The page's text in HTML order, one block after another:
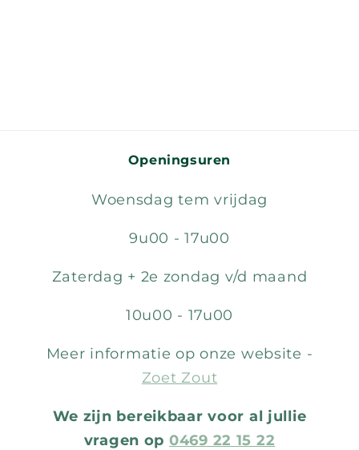
Openingsuren
Woensdag tem vrijdag
9u00 - 17u00
Zaterdag + 2e zondag v/d maand
10u00 - 17u00
Meer informatie op onze website -
Zoet Zout
We zijn bereikbaar voor al jullie
vragen op 0469 22 15 22